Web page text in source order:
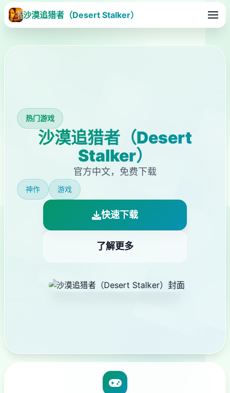
沙漠追猎者（Desert Stalker）
热门游戏
沙漠追猎者（Desert
Stalker）
官方中文，免费下载
神作 游戏
快速下载
了解更多